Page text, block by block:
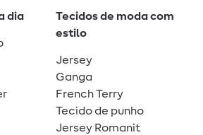
dia
Tecidos de moda com
estilo
Jersey
Ganga
French Terry
Tecido de punho
Jersey Romanit